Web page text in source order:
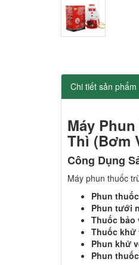
Chi tiết sản phẩm
Máy
Thì (Bơm
Công Dụng
Máy phun thuốc
Phun
Phun tưới
Thuốc bảo
Thuốc khử
Phun khử
Phun